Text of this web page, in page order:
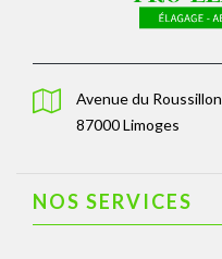
Avenue du Roussillon
87000 Limoges
NOS SERVICES